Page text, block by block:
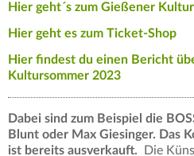
Hier geht´s zum Gießener
Hier geht es zum Ticket-Shop
Hier findest du einen Bericht
Kultursommer 2023
Dabei sind zum Beispiel die
Blunt oder Max Giesinger. Das
ist bereits ausverkauft.
Die